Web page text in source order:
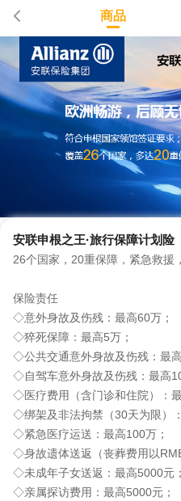
商品
安联申根之王·旅行保障计划险
26个国家，20重保障，紧急救援
保险责任
◇意外身故及伤残：最高60万；
◇猝死保障：最高5万；
◇公共交通意外身故及伤残：最高
◇自驾车意外身故及伤残：最高
◇医疗费用（含门诊和住院）：最
◇绑架及非法拘禁（30天为限）
◇紧急医疗运送：最高100万；
◇身故遗体送返（丧葬费用以
◇未成年子女送返：最高5000元；
◇亲属探访费用：最高5000元；